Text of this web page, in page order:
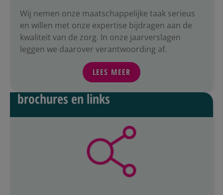
Wij nemen onze maatschappelijke taak serieus
en willen met onze expertise bijdragen aan de
kwaliteit van de zorg. In onze jaarverslagen
leggen we daarover verantwoording af.
LEES MEER
brochures en links